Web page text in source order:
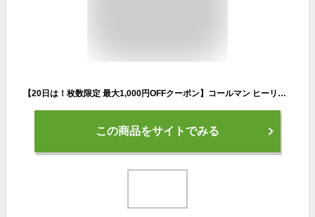
【20日は！枚数限定 最大1,000円OFFクーポン】コールマン ヒーリングチェアNX ローチェア 2190857 2190871 チェア アウトドア キャンプ 折りたたみ椅子 コンパクト
この商品をサイトでみる